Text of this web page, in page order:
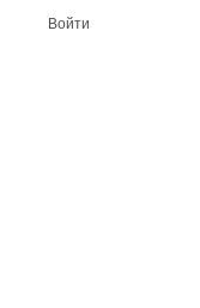
Войти